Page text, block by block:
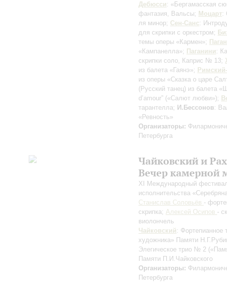
Дебюсси: «Бергамасская
фантазия, Вальсы; Моцарт:
ля минор; Сен-Санс:
для скрипки с оркестром;
темы оперы «Кармен»;
«Кампанелла»; Паганини:
скрипки соло, Каприс № 13;
из балета «Гаянэ»;
из оперы «Сказка о царе
(Русский танец) из балета
d’amour” («Салют любви»);
тарантелла; И.Бессонов:
«Ревность»
Организаторы:
Петербурга
Чайковский и
Вечер камерной
XI Международный
исполнительства
Станислав Соловьёв -
скрипка; Алексей Осипов -
виолончель
Чайковский: Фортепианное
художника» Памяти
Элегическое трио № 2
Памяти П.И.Чайковского
Организаторы:
Петербурга